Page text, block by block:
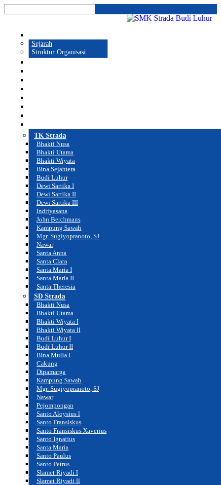
Sejarah
Struktur Organisasi
TK Strada
Bhakti Nusa
Bhakti Utama
Bhakti Wiyata
Bina Sejahtera
Budi Luhur
Dewi Sartika I
Dewi Sartika II
Dewi Sartika III
Indriyasana
John Berchmans
Kampung Sawah
Mgr. Sugiyopranoto, SJ
Nawar
Santa Anna
Santa Clara
Santa Maria I
Santa Maria II
Santa Theresia
SD Strada
Bhakti Nusa
Bhakti Utama
Bhakti Wiyata I
Bhakti Wiyata II
Budi Luhur I
Budi Luhur II
Bina Mulia I
Cakung
Dipamarga
Kampung Sawah
Mgr. Sugiyopranoto, SJ
Nawar
Pejompongan
Santo Aloysius I
Santo Fransiskus
Santo Fransiskus Xaverius
Santo Ignatius
Santa Maria
Santo Paulus
Santo Petrus
Slamet Riyadi I
Slamet Riyadi II